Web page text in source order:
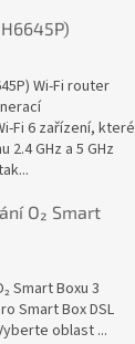
Wi-Fi router
Fi 6 zařízení, které
GHz a 5 GHz
O₂ Smart
Smart Boxu 3
Smart Box DSL
oblast ...